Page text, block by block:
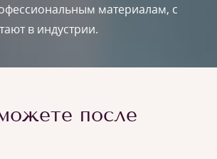
материалам, с
в индустрии.
после